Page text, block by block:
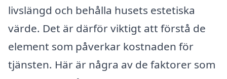
livslängd och behålla husets estetiska
värde. Det är därför viktigt att förstå de
element som påverkar kostnaden för
tjänsten. Här är några av de faktorer som